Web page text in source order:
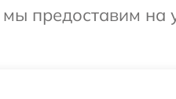
предоставим